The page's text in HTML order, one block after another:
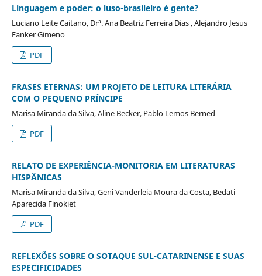
Linguagem e poder: o luso-brasileiro é gente?
Luciano Leite Caitano, Drª. Ana Beatriz Ferreira Dias , Alejandro Jesus
Fanker Gimeno
PDF
FRASES ETERNAS: UM PROJETO DE LEITURA LITERÁRIA
COM O PEQUENO PRÍNCIPE
Marisa Miranda da Silva, Aline Becker, Pablo Lemos Berned
PDF
RELATO DE EXPERIÊNCIA-MONITORIA EM LITERATURAS
HISPÂNICAS
Marisa Miranda da Silva, Geni Vanderleia Moura da Costa, Bedati
Aparecida Finokiet
PDF
REFLEXÕES SOBRE O SOTAQUE SUL-CATARINENSE E SUAS
ESPECIFICIDADES